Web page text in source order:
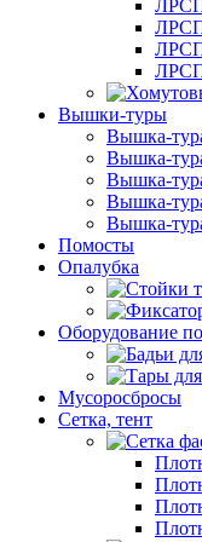
Вышки-туры
Вышка-
Вышка-
Вышка-
Вышка-
Вышка-
Помосты
Опалубка
Оборудование
Мусороcбросы
Сетка, тент